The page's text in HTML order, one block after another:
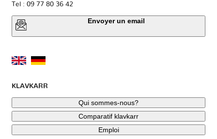
Tel : 09 77 80 36 42
Envoyer un email
KLAVKARR
Qui sommes-nous?
Comparatif klavkarr
Emploi